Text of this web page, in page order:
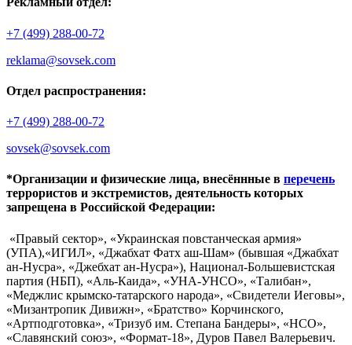
+7 (499) 288-00-72
reklama@sovsek.com
Отдел распространения:
+7 (499) 288-00-72
sovsek@sovsek.com
*Организации и физические лица, внесённные в перечень
террористов и экстремистов, деятельность которых
запрещена в Российской Федерации:
«Правый сектор», «Украинская повстанческая армия»
(УПА),«ИГИЛ», «Джабхат Фатх аш-Шам» (бывшая «Джабхат
ан-Нусра», «Джебхат ан-Нусра»), Национал-Большевистская
партия (НБП), «Аль-Каида», «УНА-УНСО», «Талибан»,
«Меджлис крымско-татарского народа», «Свидетели Иеговы»,
«Мизантропик Дивижн», «Братство» Корчинского,
«Артподготовка», «Тризуб им. Степана Бандеры», «НСО»,
«Славянский союз», «Формат-18», Дуров Павел Валерьевич.